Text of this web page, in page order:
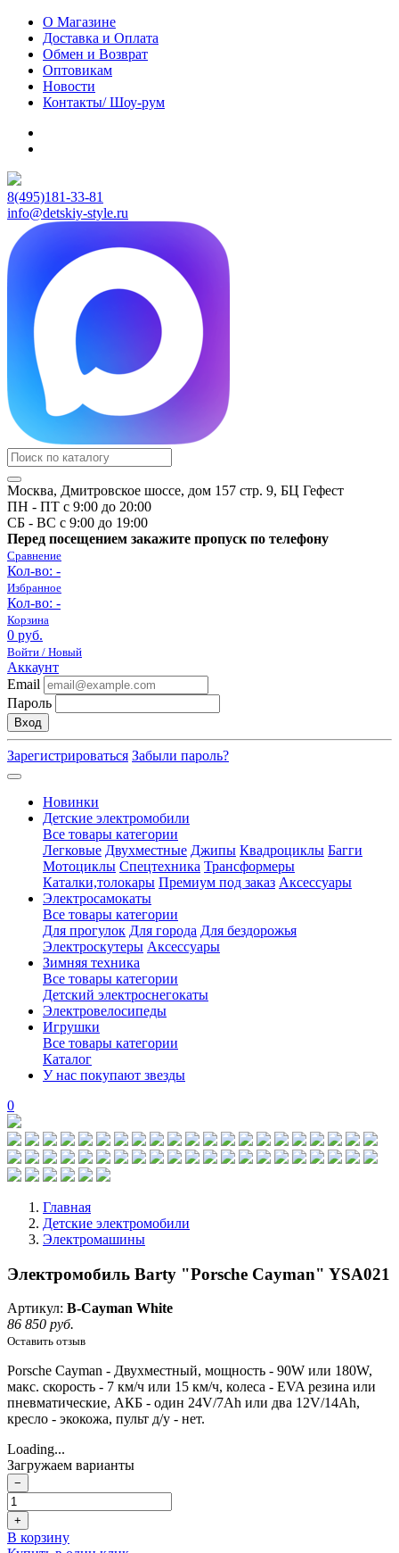
О Магазине
Доставка и Оплата
Обмен и Возврат
Оптовикам
Новости
Контакты/ Шоу-рум
8(495)181-33-81
info@detskiy-style.ru
Москва, Дмитровское шоссе, дом 157 стр. 9, БЦ Гефест
ПН - ПТ с 9:00 до 20:00
СБ - ВС с 9:00 до 19:00
Перед посещением закажите пропуск по телефону
Сравнение
Кол-во: -
Избранное
Кол-во: -
Корзина
0 руб.
Войти / Новый
Аккаунт
Email
Пароль
Вход
Зарегистрироваться Забыли пароль?
Новинки
Детские электромобили
Все товары категории
Легковые Двухместные Джипы Квадроциклы Багги
Мотоциклы Спецтехника Трансформеры
Каталки,толокары Премиум под заказ Аксессуары
Электросамокаты
Все товары категории
Для прогулок Для города Для бездорожья
Электроскутеры Аксессуары
Зимняя техника
Все товары категории
Детский электроснегокаты
Электровелосипеды
Игрушки
Все товары категории
Каталог
У нас покупают звезды
0
Главная
Детские электромобили
Электромашины
Электромобиль Barty "Porsche Cayman" YSA021
Артикул: B-Cayman White
86 850 руб.
Оставить отзыв
Porsche Cayman - Двухместный, мощность - 90W или 180W,
макс. скорость - 7 км/ч или 15 км/ч, колеса - EVA резина или
пневматические, АКБ - один 24V/7Ah или два 12V/14Ah,
кресло - экокожа, пульт д/у - нет.
Loading...
Загружаем варианты
−
+
В корзину